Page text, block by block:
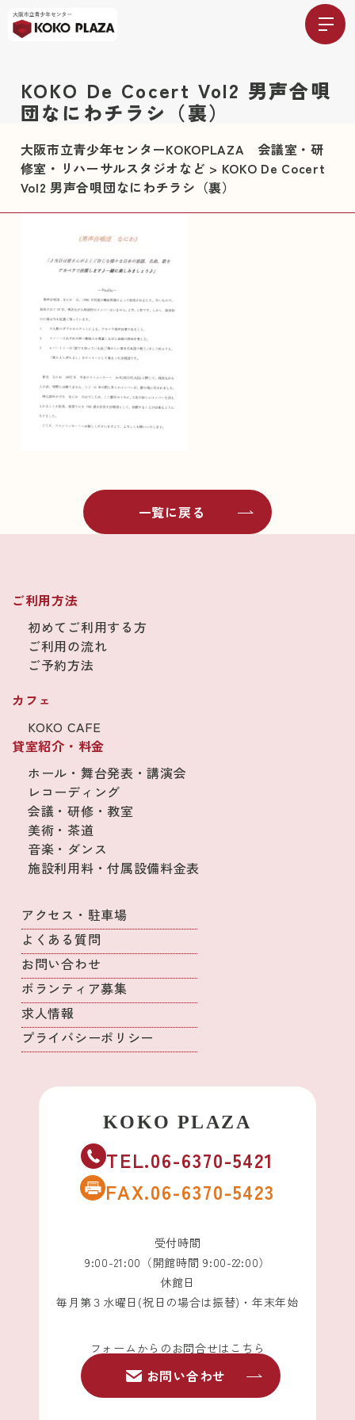
KOKO De Cocert Vol2 男声合唄
団なにわチラシ（裏）
大阪市立青少年センターKOKOPLAZA 会議室・研
修室・リハーサルスタジオなど > KOKO De Cocert
Vol2 男声合唄団なにわチラシ（裏）
一覧に戻る
ご利用方法
初めてご利用する方
ご利用の流れ
ご予約方法
カフェ
KOKO CAFE
貸室紹介・料金
ホール・舞台発表・講演会
レコーディング
会議・研修・教室
美術・茶道
音楽・ダンス
施設利用料・付属設備料金表
アクセス・駐車場
よくある質問
お問い合わせ
ボランティア募集
求人情報
プライバシーポリシー
TEL.06-6370-5421
FAX.06-6370-5423
受付時間
9:00-21:00（開館時間 9:00-22:00）
休館日
毎月第３水曜日(祝日の場合は振替)・年末年始
フォームからのお問合せはこちら
お問い合わせ